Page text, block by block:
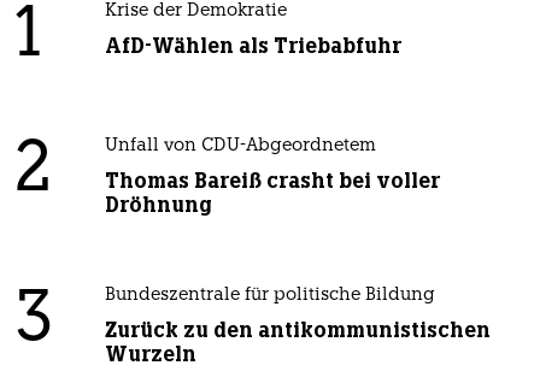
1 Krise der Demokratie
AfD-Wählen als Triebabfuhr
2 Unfall von CDU-Abgeordnetem
Thomas Bareiß crasht bei voller
Dröhnung
3 Bundeszentrale für politische Bildung
Zurück zu den antikommunistischen
Wurzeln